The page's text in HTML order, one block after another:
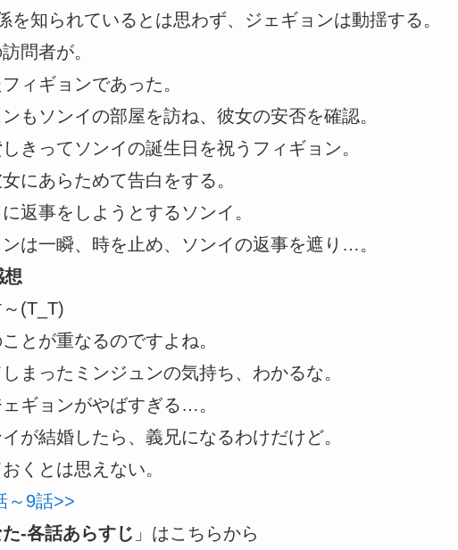
を知られているとは思わず、ジェギョンは動揺する。
問者が。
ィギョンであった。
もソンイの部屋を訪ね、彼女の安否を確認。
きってソンイの誕生日を祝うフィギョン。
にあらためて告白をする。
返事をしようとするソンイ。
は一瞬、時を止め、ソンイの返事を遮り…。
想
(T_T)
とが重なるのですよね。
まったミンジュンの気持ち、わかるな。
ギョンがやばすぎる…。
が結婚したら、義兄になるわけだけど。
くとは思えない。
～9話>>
-各話あらすじ 」はこちらから